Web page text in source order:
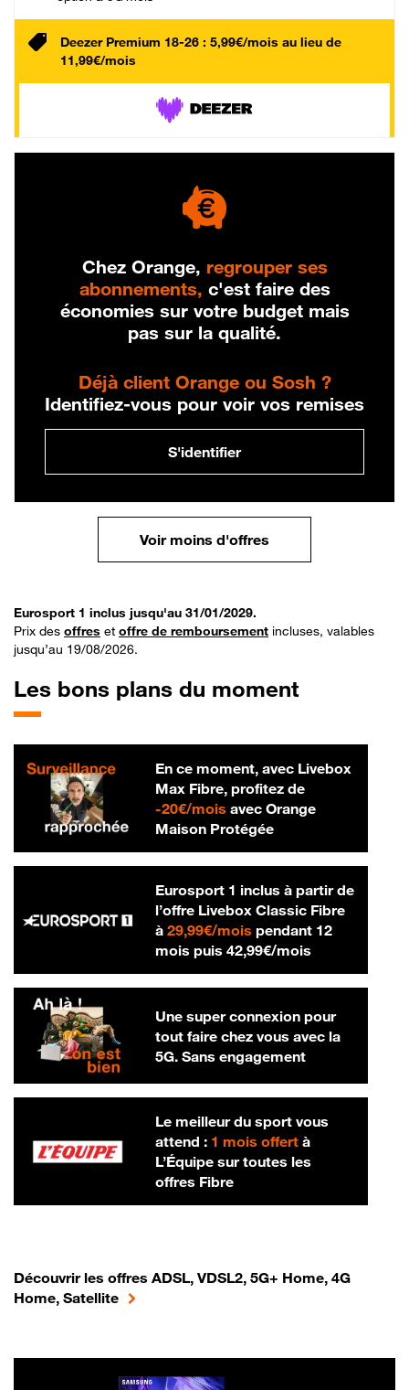
Deezer Premium 18-26 : 5,99€/mois au lieu de
11,99€/mois
Chez Orange, regrouper ses
abonnements, c'est faire des
économies sur votre budget mais
pas sur la qualité.
Déjà client Orange ou Sosh ?
Identifiez-vous pour voir vos remises
S'identifier
Voir moins d'offres
Eurosport 1 inclus jusqu'au 31/01/2029.
Prix des offres et offre de remboursement incluses, valables
jusqu’au 19/08/2026.
Les bons plans du moment
En ce moment, avec Livebox
Max Fibre, profitez de
-20€/mois20 € par mois
avec Orange
Maison Protégée
Eurosport 1 inclus à partir de
l’offre Livebox Classic Fibre
à 29,99€/mois29,99 € par mois
pendant 12
mois puis 42,99€/mois42,99 € par
Une super connexion pour
tout faire chez vous avec la
5G. Sans engagement
Le meilleur du sport vous
attend : 1 mois offertà
L’Équipe sur toutes les
offres Fibre
Découvrir les offres ADSL, VDSL2, 5G+ Home, 4G
Home, Satellite